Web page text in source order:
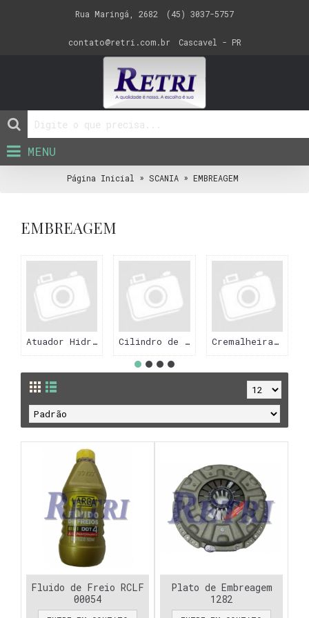
Rua Maringá, 2682 (45) 3037-5757
contato@retri.com.br Cascavel - PR
MENU
Página Inicial » SCANIA » EMBREAGEM
EMBREAGEM
Atuador Hidraulico Cilindro de Embreagem Cremalheira do Volante
Fluido de Freio RCLF
00054
Plato de Embreagem
1282